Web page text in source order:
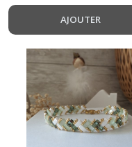
AJOUTER